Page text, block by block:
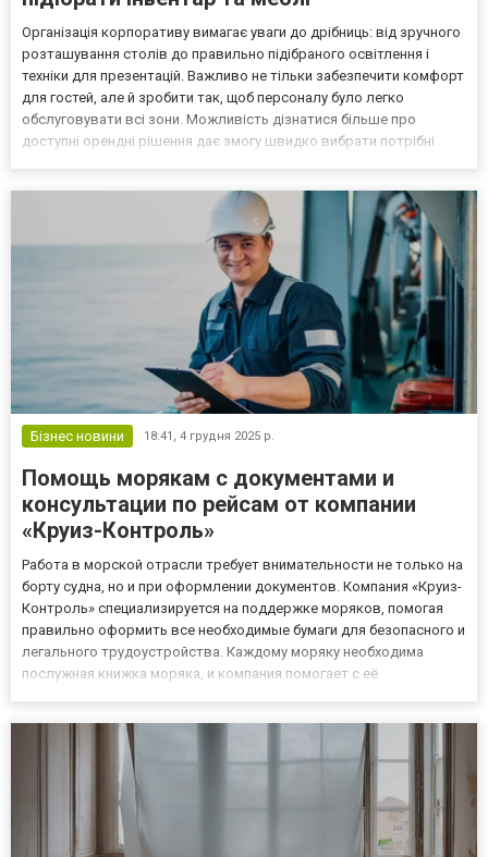
Організація корпоративу вимагає уваги до дрібниць: від зручного
розташування столів до правильно підібраного освітлення і
техніки для презентацій. Важливо не тільки забезпечити комфорт
для гостей, але й зробити так, щоб персоналу було легко
обслуговувати всі зони. Можливість дізнатися більше про
доступні орендні рішення дає змогу швидко вибрати потрібні
Бізнес новини 18:41, 4 грудня 2025 р.
Помощь морякам с документами и
консультации по рейсам от компании
«Круиз-Контроль»
Работа в морской отрасли требует внимательности не только на
борту судна, но и при оформлении документов. Компания «Круиз-
Контроль» специализируется на поддержке моряков, помогая
правильно оформить все необходимые бумаги для безопасного и
легального трудоустройства. Каждому моряку необходима
послужная книжка моряка, и компания помогает с её